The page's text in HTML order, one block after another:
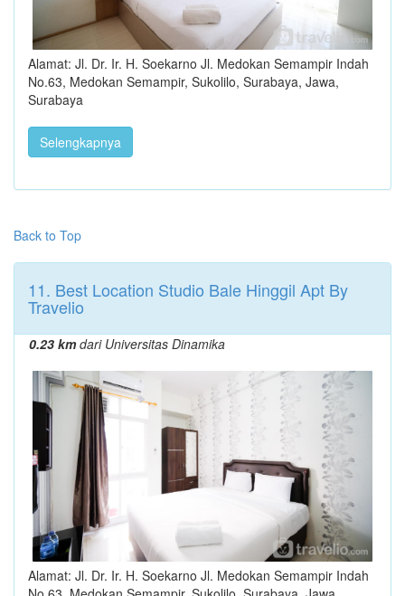
Alamat: Jl. Dr. Ir. H. Soekarno Jl. Medokan Semampir Indah
No.63, Medokan Semampir, Sukolilo, Surabaya, Jawa,
Surabaya
Selengkapnya
Back to Top
11. Best Location Studio Bale Hinggil Apt By
Travelio
0.23 kmdari Universitas Dinamika
Alamat: Jl. Dr. Ir. H. Soekarno Jl. Medokan Semampir Indah